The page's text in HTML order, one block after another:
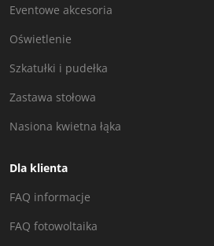
Eventowe akcesoria
Oświetlenie
Szkatułki i pudełka
Zastawa stołowa
Nasiona kwietna łąka
Dla klienta
FAQ informacje
FAQ fotowoltaika